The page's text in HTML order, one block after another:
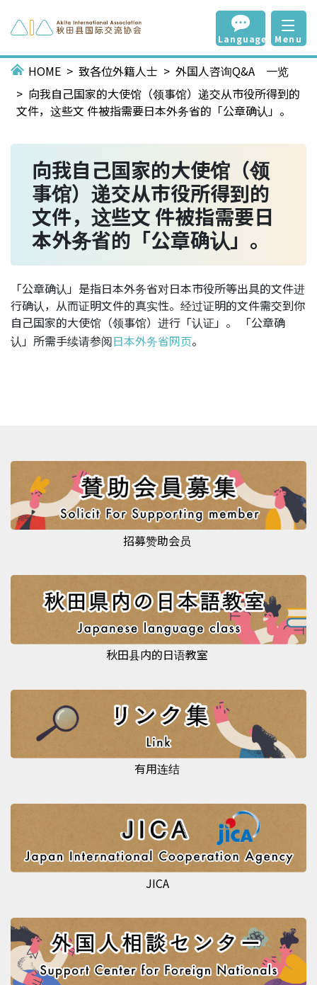
Language Menu
HOME 致各位外籍人士
外国人咨询Q&A 一览
向我自己国家的大使馆（领事馆）递交从市役所得到的
文件，这些文 件被指需要日本外务省的「公章确认」。
向我自己国家的大使馆（领
事馆）递交从市役所得到的
文件，这些文 件被指需要日
本外务省的「公章确认」。
「公章确认」是指日本外务省对日本市役所等出具的文件进
行确认，从而证明文件的真实性。经过证明的文件需交到你
自己国家的大使馆（领事馆）进行「认证」。 「公章确
认」所需手续请参阅日本外务省网页。
招募赞助会员
秋田县内的日语教室
有用连结
JICA